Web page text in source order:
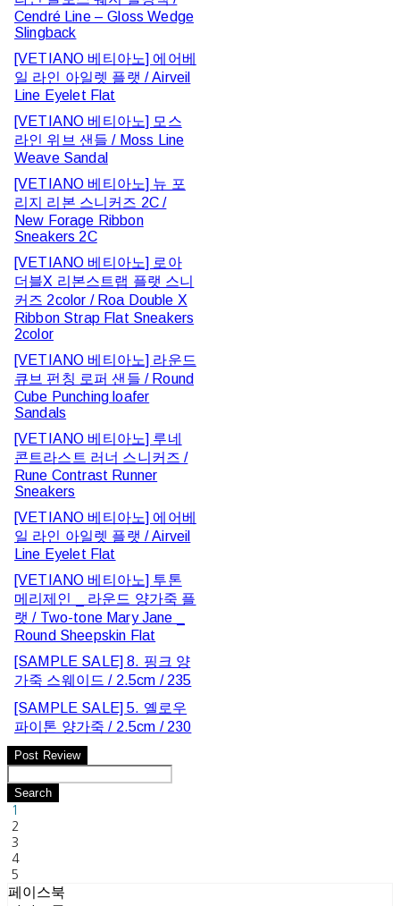
Cendré Line – Gloss Wedge
Slingback
[VETIANO 베티아노] 에어베
일 라인 아일렛 플랫 / Airveil
Line Eyelet Flat
[VETIANO 베티아노] 모스
라인 위브 샌들 / Moss Line
Weave Sandal
[VETIANO 베티아노] 뉴 포
리지 리본 스니커즈 2C /
New Forage Ribbon
Sneakers 2C
[VETIANO 베티아노] 로아
더블X 리본스트랩 플랫 스니
커즈 2color / Roa Double X
Ribbon Strap Flat Sneakers
2color
[VETIANO 베티아노] 라운드
큐브 펀칭 로퍼 샌들 / Round
Cube Punching loafer
Sandals
[VETIANO 베티아노] 루네
콘트라스트 러너 스니커즈 /
Rune Contrast Runner
Sneakers
[VETIANO 베티아노] 에어베
일 라인 아일렛 플랫 / Airveil
Line Eyelet Flat
[VETIANO 베티아노] 투톤
메리제인 _ 라운드 양가죽 플
랫 / Two-tone Mary Jane _
Round Sheepskin Flat
[SAMPLE SALE] 8. 핑크 양
가죽 스웨이드 / 2.5cm / 235
[SAMPLE SALE] 5. 옐로우
파이톤 양가죽 / 2.5cm / 230
Post Review
Search
1
2
3
4
5
페이스북